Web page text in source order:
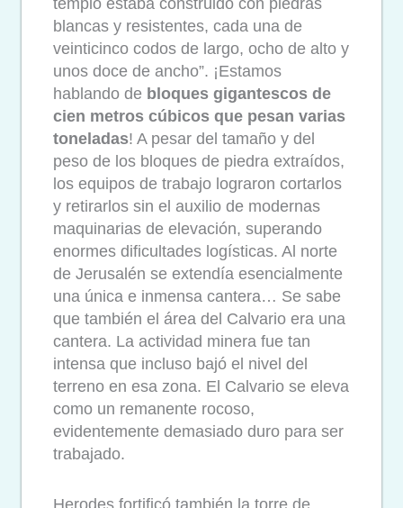
blancas y resistentes, cada una de
veinticinco codos de largo, ocho de alto y
unos doce de ancho”. ¡Estamos
hablando de bloques gigantescos de
cien metros cúbicos que pesan varias
toneladas! A pesar del tamaño y del
peso de los bloques de piedra extraídos,
los equipos de trabajo lograron cortarlos
y retirarlos sin el auxilio de modernas
maquinarias de elevación, superando
enormes dificultades logísticas. Al norte
de Jerusalén se extendía esencialmente
una única e inmensa cantera… Se sabe
que también el área del Calvario era una
cantera. La actividad minera fue tan
intensa que incluso bajó el nivel del
terreno en esa zona. El Calvario se eleva
como un remanente rocoso,
evidentemente demasiado duro para ser
trabajado.